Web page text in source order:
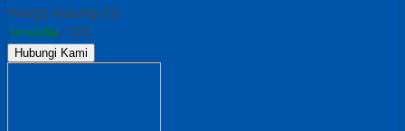
*Harga Hubungi CS
Tersedia / 103
Hubungi Kami